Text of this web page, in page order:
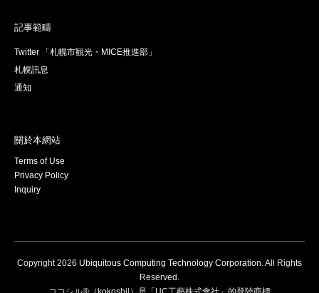
記事範疇
Twitter 「札幌市観光・MICE推進部」
札幌訊息
通知
關於本網站
Terms of Use
Privacy Policy
Inquiry
Copyright2026 Ubiquitous Computing Technology Corporation. All Rights
Reserved.